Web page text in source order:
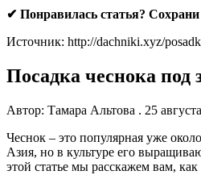
✔ Понравилась статья?
Источник: http://dachniki.xyz/
Посадка чеснока под
Автор: Тамара Альтова . 25
Чеснок – это популярная уже
Азия, но в культуре его
этой статье мы расскажем вам,